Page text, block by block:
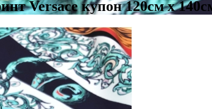
Versace купон 120см х